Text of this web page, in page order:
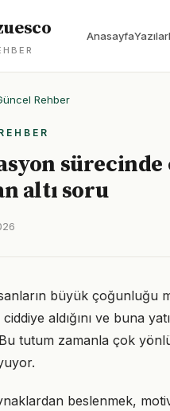
AnasayfaYazılar
Rehber
sürecinde
altı soru
büyük çoğunluğu
aldığını ve buna
tutum zamanla çok
beslenmek,